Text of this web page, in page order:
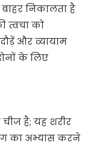
बाहर निकालता है
त्वचा को
और व्यायाम
के लिए
है; यह शरीर
का अभ्यास करने